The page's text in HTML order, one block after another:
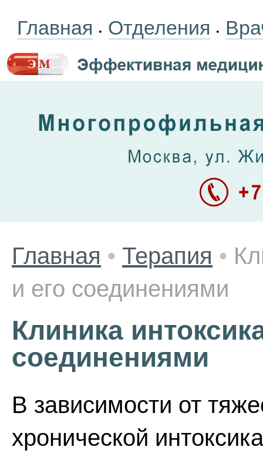
Главная • Отделения •
Главная • Терапия •
и его соединениями
Клиника
соединениями
В зависимости от
хронической